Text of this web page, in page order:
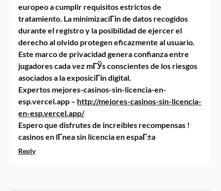
europeo a cumplir requisitos estrictos de
tratamiento. La minimizaciГіn de datos recogidos
durante el registro y la posibilidad de ejercer el
derecho al olvido protegen eficazmente al usuario.
Este marco de privacidad genera confianza entre
jugadores cada vez mГЎs conscientes de los riesgos
asociados a la exposiciГіn digital.
Expertos mejores-casinos-sin-licencia-en-
esp.vercel.app – http://mejores-casinos-sin-licencia-
en-esp.vercel.app/
Espero que disfrutes de increibles recompensas !
casinos en lГ­nea sin licencia en espaГ±a
Reply